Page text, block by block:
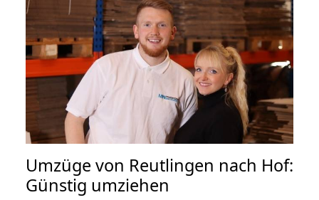
Umzüge von Reutlingen nach Hof:
Günstig umziehen